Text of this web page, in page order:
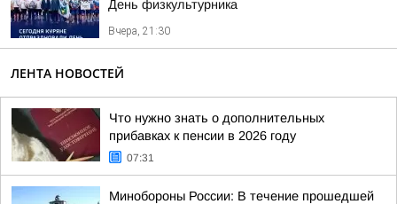
День физкультурника
Вчера, 21:30
ЛЕНТА НОВОСТЕЙ
Что нужно знать о дополнительных
прибавках к пенсии в 2026 году
07:31
Минобороны России: В течение прошедшей